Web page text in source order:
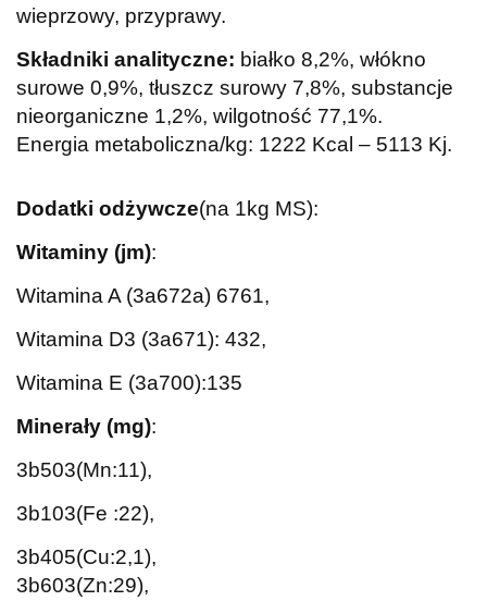
wieprzowy, przyprawy.
Składniki analityczne: białko 8,2%, włókno
surowe 0,9%, tłuszcz surowy 7,8%, substancje
nieorganiczne 1,2%, wilgotność 77,1%.
Energia metaboliczna/kg: 1222 Kcal – 5113 Kj.
Dodatki odżywcze(na 1kg MS):
Witaminy (jm):
Witamina A (3a672a) 6761,
Witamina D3 (3a671): 432,
Witamina E (3a700):135
Minerały (mg):
3b503(Mn:11),
3b103(Fe :22),
3b405(Cu:2,1),
3b603(Zn:29),